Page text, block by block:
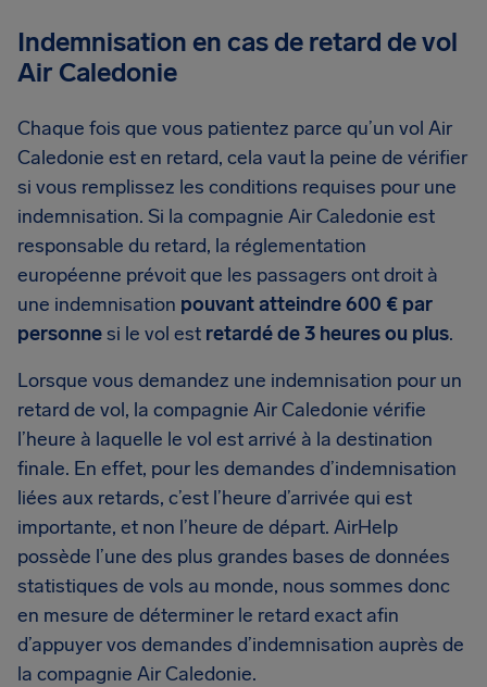
Indemnisation en cas de retard de vol
Air Caledonie
Chaque fois que vous patientez parce qu’un vol Air
Caledonie est en retard, cela vaut la peine de vérifier
si vous remplissez les conditions requises pour une
indemnisation. Si la compagnie Air Caledonie est
responsable du retard, la réglementation
européenne prévoit que les passagers ont droit à
une indemnisation pouvant atteindre 600 € par
personnesi le vol est retardé de 3 heures ou plus.
Lorsque vous demandez une indemnisation pour un
retard de vol, la compagnie Air Caledonie vérifie
l’heure à laquelle le vol est arrivé à la destination
finale. En effet, pour les demandes d’indemnisation
liées aux retards, c’est l’heure d’arrivée qui est
importante, et non l’heure de départ. AirHelp
possède l’une des plus grandes bases de données
statistiques de vols au monde, nous sommes donc
en mesure de déterminer le retard exact afin
d’appuyer vos demandes d’indemnisation auprès de
la compagnie Air Caledonie.